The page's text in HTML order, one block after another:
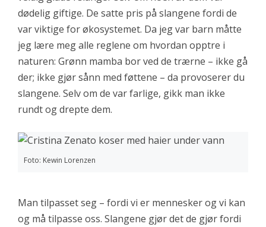
dødelig giftige. De satte pris på slangene fordi de
var viktige for økosystemet. Da jeg var barn måtte
jeg lære meg alle reglene om hvordan opptre i
naturen: Grønn mamba bor ved de trærne – ikke gå
der; ikke gjør sånn med føttene – da provoserer du
slangene. Selv om de var farlige, gikk man ikke
rundt og drepte dem.
Foto: Kewin Lorenzen
Man tilpasset seg – fordi vi er mennesker og vi kan
og må tilpasse oss. Slangene gjør det de gjør fordi